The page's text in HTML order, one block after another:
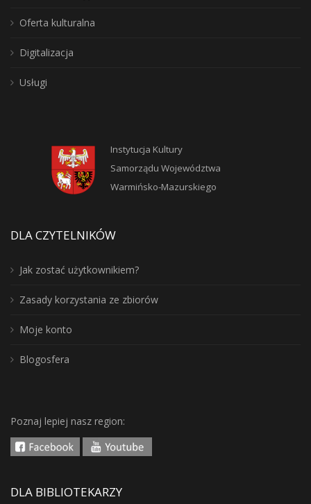
Oferta kulturalna
Digitalizacja
Usługi
Instytucja Kultury
Samorządu Województwa
Warmińsko-Mazurskiego
DLA CZYTELNIKÓW
Jak zostać użytkownikiem?
Zasady korzystania ze zbiorów
Moje konto
Blogosfera
Poznaj lepiej nasz region:
DLA BIBLIOTEKARZY